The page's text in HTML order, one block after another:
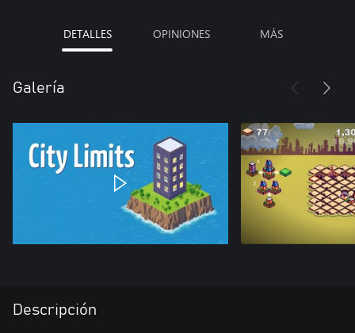
DETALLES OPINIONES MÁS
Galería
Descripción